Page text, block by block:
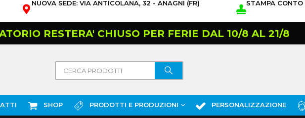
NUOVA SEDE: VIA ANTICOLANA, 32 - ANAGNI (FR) STAMPA
RESTERA' CHIUSO PER FERIE DAL 10/8 AL 21/8
SHOP PRODOTTI E PRODUZIONI PERSONALIZZAZIONE